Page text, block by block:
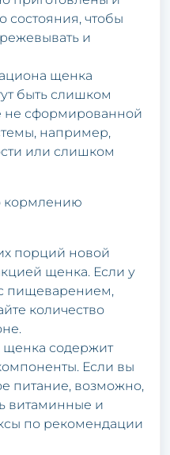
состояния, чтобы
и
щенка
быть слишком
не сформированной
например,
или слишком
кормлению
порций новой
щенка. Если у
пищеварением,
количество
щенка содержит
Если вы
питание, возможно,
витаминные и
по рекомендации